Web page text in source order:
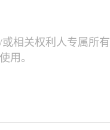
相关权利人专属所有
用。